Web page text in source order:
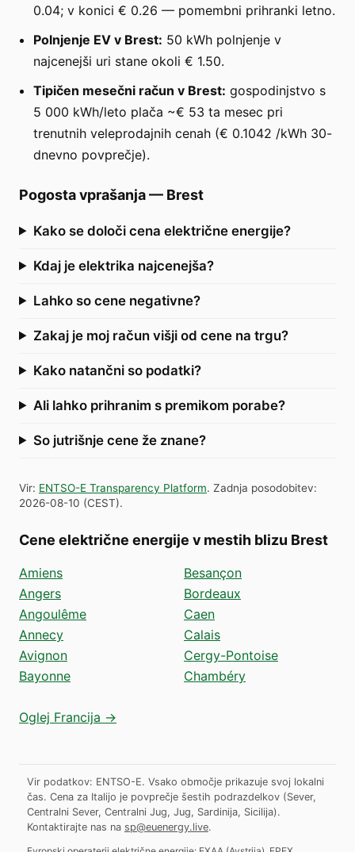
0.04; v konici € 0.26 — pomembni prihranki letno.
Polnjenje EV v Brest: 50 kWh polnjenje v
najcenejši uri stane okoli € 1.50.
Tipičen mesečni račun v Brest: gospodinjstvo s
5 000 kWh/leto plača ~€ 53 ta mesec pri
trenutnih veleprodajnih cenah (€ 0.1042 /kWh 30-
dnevno povprečje).
Pogosta vprašanja— Brest
Kako se določi cena električne energije?
Kdaj je elektrika najcenejša?
Lahko so cene negativne?
Zakaj je moj račun višji od cene na trgu?
Kako natančni so podatki?
Ali lahko prihranim s premikom porabe?
So jutrišnje cene že znane?
Vir: ENTSO-E Transparency Platform. Zadnja posodobitev:
2026-08-10 (CEST).
Cene električne energije v mestih blizu Brest
Amiens
Angers
Angoulême
Annecy
Avignon
Bayonne
Besançon
Bordeaux
Caen
Calais
Cergy-Pontoise
Chambéry
Oglej Francija →
Vir podatkov: ENTSO-E. Vsako območje prikazuje svoj lokalni
čas. Cena za Italijo je povprečje šestih podrazdelkov (Sever,
Centralni Sever, Centralni Jug, Jug, Sardinija, Sicilija).
Kontaktirajte nas na sp@euenergy.live.